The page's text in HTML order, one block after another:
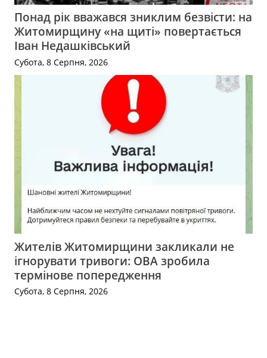
Понад рік вважався зниклим безвісти: на
Житомирщину «на щиті» повертається
Іван Недашківський
Субота, 8 Серпня, 2026
Жителів Житомирщини закликали не
ігнорувати тривоги: ОВА зробила
термінове попередження
Субота, 8 Серпня, 2026